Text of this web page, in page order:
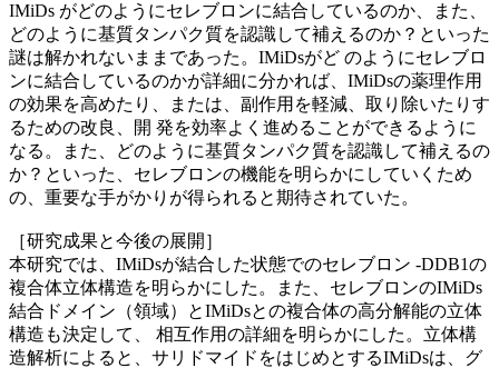
IMiDs がどのようにセレブロンに結合しているのか、また、
どのように基質タンパク質を認識して補えるのか？といった
謎は解かれないままであった。IMiDsがど のようにセレブロ
ンに結合しているのかが詳細に分かれば、IMiDsの薬理作用
の効果を高めたり、または、副作用を軽減、取り除いたりす
るための改良、開 発を効率よく進めることができるように
なる。また、どのように基質タンパク質を認識して補えるの
か？といった、セレブロンの機能を明らかにしていくため
の、重要な手がかりが得られると期待されていた。
［研究成果と今後の展開］
本研究では、IMiDsが結合した状態でのセレブロン -DDB1の
複合体立体構造を明らかにした。また、セレブロンのIMiDs
結合ドメイン（領域）とIMiDsとの複合体の高分解能の立体
構造も決定して、 相互作用の詳細を明らかにした。立体構
造解析によると、サリドマイドをはじめとするIMiDsは、グ